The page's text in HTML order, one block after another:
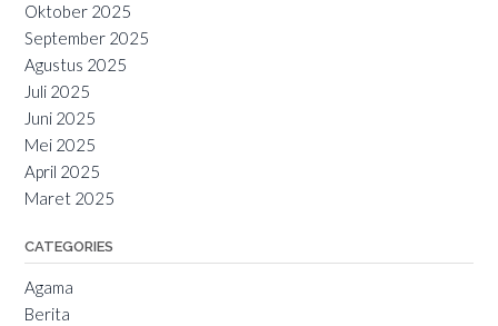
Oktober 2025
September 2025
Agustus 2025
Juli 2025
Juni 2025
Mei 2025
April 2025
Maret 2025
CATEGORIES
Agama
Berita